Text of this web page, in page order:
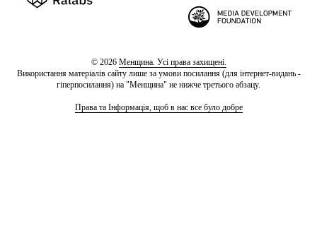
© 2026 Менщина. Усі права захищені.
Використання матеріалів сайту лише за умови посилання (для інтернет-видань -
гіперпосилання) на "Менщина" не нижче третього абзацу.
Права та Інформація, щоб в нас все було добре